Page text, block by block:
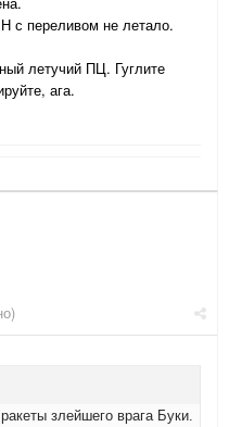
с переливом не летало.
летучий ПЦ. Гуглите
ага.
злейшего врага Буки.